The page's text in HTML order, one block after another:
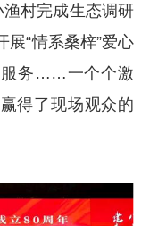
渔村完成生态调研
“情系桑梓”爱心
服务……一个个激
得了现场观众的